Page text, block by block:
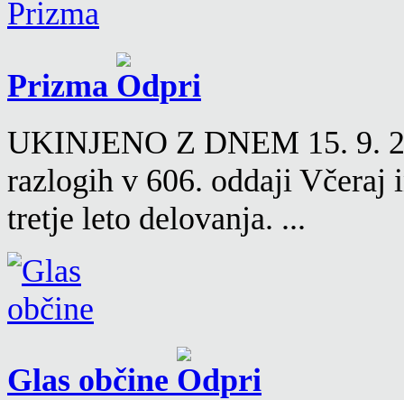
Prizma
UKINJENO Z DNEM 15. 9.
razlogih v 606. oddaji Včeraj
tretje leto delovanja. ...
Glas občine